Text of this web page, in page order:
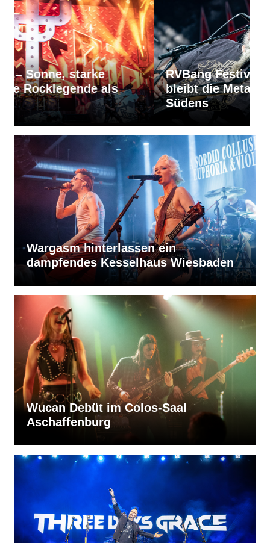
RVBang Festival 2026 – Balingen
bleibt die Metal-Hochburg des
Südens
Wargasm hinterlassen ein
dampfendes Kesselhaus Wiesbaden
Wucan Debüt im Colos-Saal
Aschaffenburg